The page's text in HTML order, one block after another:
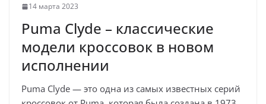
14 марта 2023
Puma Clyde – классические
модели кроссовок в новом
исполнении
Puma Clyde — это одна из самых известных серий